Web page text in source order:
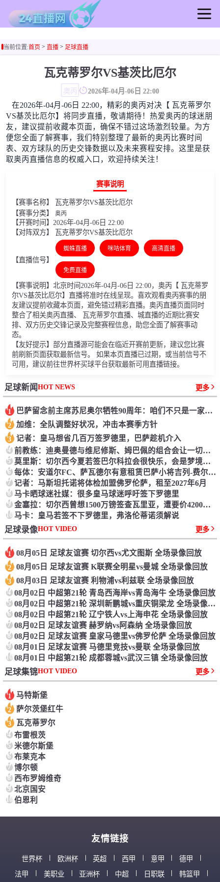
足球直播
足球集锦
篮球集锦
足球新闻
篮球新闻
当前位置:首页> 直播> 足球直播
瓦克蒂罗尔VS基茨比厄尔
奥丙 2026年-04月-06日 22:00
在2026年-04月-06日 22:00，精彩的奥丙对决【 瓦克蒂罗尔
VS基茨比厄尔】将同步直播，敬请期待！热爱奥丙的球迷朋
友，建议提前收藏本页面，确保不错过这场激烈较量。为方
便您全面了解赛事，我们特别整理了最新的奥丙比赛时间
表、双方球队的历史交锋数据以及未来赛程安排。这里是获
取奥丙直播信息的权威入口，欢迎持续关注！
赛事说明
【赛事名称】 瓦克蒂罗尔VS基茨比厄尔
【赛事分类】 奥丙
【开赛时间】2026年-04月-06日 22:00
【对阵双方】 瓦克蒂罗尔VS基茨比厄尔
【直播信号】
蜘蛛直播 咪咕体育 高清直播
免费直播
【赛事说明】北京时间2026年-04月-06日 22:00，奥丙【 瓦克蒂罗
尔VS基茨比厄尔】直播将准时在线呈现。喜欢观看奥丙赛事的朋
友建议提前收藏本页面，避免错过精彩直播。奥丙直播页面同时
整合了相关奥丙直播、 瓦克蒂罗尔直播、城直播的近期比赛安
排、双方历史交锋记录及完整赛程信息，助您全面了解赛事动
态。
【友好提示】部分直播源可能会在临近开赛前更新，建议您比赛
前刷新页面获取最新信号。 如果本页直播已过期，或当前信号不
可用，建议前往世界杯买球平台获取最新可用直播链接。
足球新闻HOT NEWS 更多
1 巴萨留念前主席苏尼奥尔牺牲90周年：咱们不只是一家沙龙
2 加维：全队调整好状况，冲击本赛季方针
3 记者：皇马想省几百万签罗德里，巴萨趁机介入
4 前教练：迪奥曼德与维尼修斯、姆巴佩的组合会让一切后卫胆寒
5 莫里斯：切尔西今夏若签巴尔科拉会很快乐，会是梦境引援
6 每体：安道尔FC、萨瓦德尔有意租赁巴萨小将吉列-费尔南德斯
7 记者：马斯坦托诺将体检加盟佛罗伦萨，租至2027年6月
8 马卡晒球迷社媒：很多皇马球迷呼吁签下罗德里
9 金塞拉：切尔西曾想1500万镑签查瓦里亚，遭要价4200万镑
10马卡：皇马若签不下罗德里，弗洛伦蒂诺须解说
足球录像HOT VIDEO 更多
1 08月05日 足球友谊赛 切尔西vs尤文图斯 全场录像回放
2 08月05日 足球友谊赛 K联赛全明星vs曼城 全场录像回放
3 08月03日 足球友谊赛 利物浦vs利兹联 全场录像回放
4 08月02日 中超第21轮 青岛西海岸vs青岛海牛 全场录像回放
5 08月02日 中超第21轮 深圳新鹏城vs重庆铜梁龙 全场录像回放
6 08月02日 中超第21轮 辽宁铁人vs上海申花 全场录像回放
7 08月02日 足球友谊赛 赫罗纳vs阿森纳 全场录像回放
8 08月02日 足球友谊赛 皇家马德里vs佛罗伦萨 全场录像回放
9 08月01日 足球友谊赛 马德里竞技vs曼联 全场录像回放
1008月01日 中超第21轮 成都蓉城vs武汉三镇 全场录像回放
足球集锦HOT VIDEO 更多
1 马特斯堡
2 萨尔茨堡红牛
3 瓦克蒂罗尔
4 布雷根茨
5 米德尔斯堡
6 布莱克本
7 博尔顿
8 西布罗姆维奇
9 北京国安
10伯恩利
友情链接
世界杯 欧洲杯 英超 西甲 意甲
德甲
法甲
美职业 亚洲杯 中超 日职联 韩篮甲